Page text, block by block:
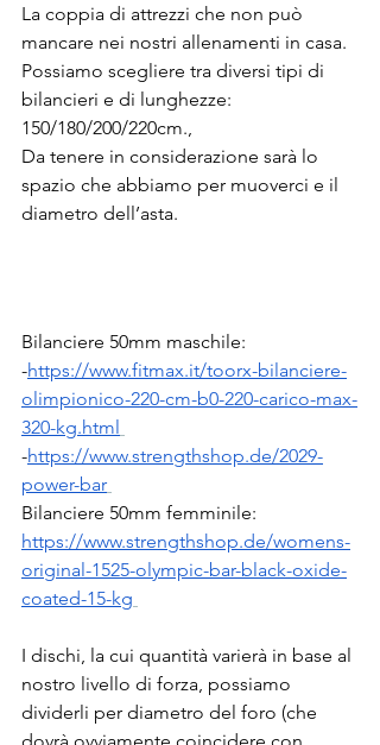
La coppia di attrezzi che non può
mancare nei nostri allenamenti in casa.
Possiamo scegliere tra diversi tipi di
bilancieri e di lunghezze:
150/180/200/220cm.,
Da tenere in considerazione sarà lo
spazio che abbiamo per muoverci e il
diametro dell’asta.
Bilanciere 50mm maschile:
-https://www.fitmax.it/toorx-bilanciere-
olimpionico-220-cm-b0-220-carico-max-
320-kg.html
-https://www.strengthshop.de/2029-
power-bar
Bilanciere 50mm femminile:
https://www.strengthshop.de/womens-
original-1525-olympic-bar-black-oxide-
coated-15-kg
I dischi, la cui quantità varierà in base al
nostro livello di forza, possiamo
dividerli per diametro del foro (che